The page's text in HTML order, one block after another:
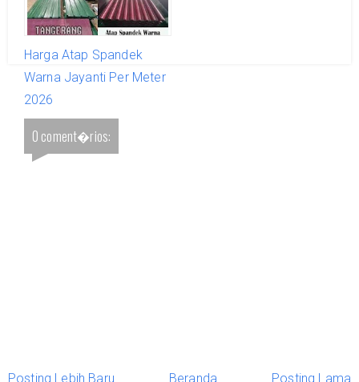
Harga Atap Spandek
Warna Jayanti Per Meter
2026
0 coment�rios:
Posting Lebih Baru Beranda Posting Lama